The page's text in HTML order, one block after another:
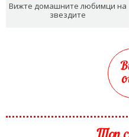
Вижте домашните любимци на
звездите